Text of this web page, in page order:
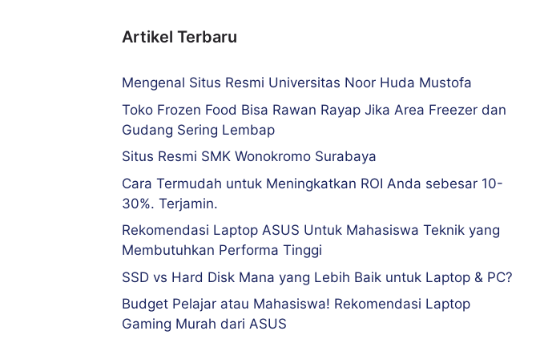
Artikel Terbaru
Mengenal Situs Resmi Universitas Noor Huda Mustofa
Toko Frozen Food Bisa Rawan Rayap Jika Area Freezer dan
Gudang Sering Lembap
Situs Resmi SMK Wonokromo Surabaya
Cara Termudah untuk Meningkatkan ROI Anda sebesar 10-
30%. Terjamin.
Rekomendasi Laptop ASUS Untuk Mahasiswa Teknik yang
Membutuhkan Performa Tinggi
SSD vs Hard Disk Mana yang Lebih Baik untuk Laptop & PC?
Budget Pelajar atau Mahasiswa! Rekomendasi Laptop
Gaming Murah dari ASUS